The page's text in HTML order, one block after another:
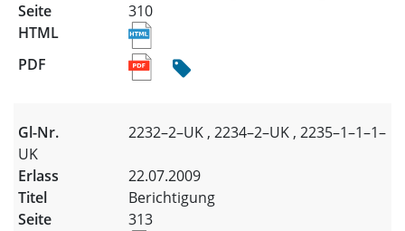
310
2232–2–UK , 2234–2–UK , 2235–1–1–1–
UK
22.07.2009
Berichtigung
313